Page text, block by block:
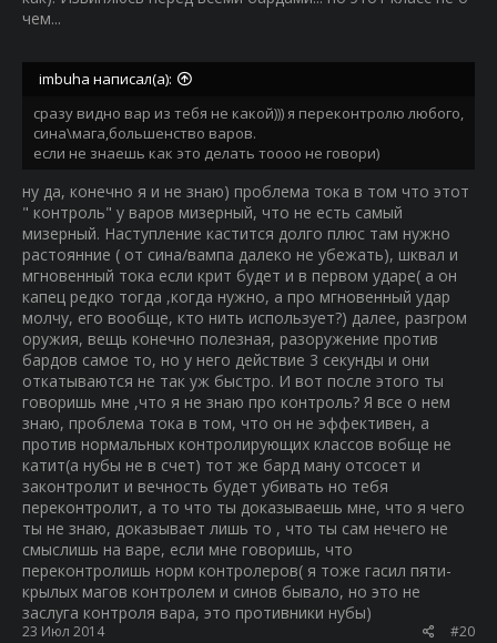
чем...
imbuha написал(а):
сразу видно вар из тебя не какой))) я переконтролю любого,
сина\мага,большенство варов.
если не знаешь как это делать тоооо не говори)
ну да, конечно я и не знаю) проблема тока в том что этот
" контроль" у варов мизерный, что не есть самый
мизерный. Наступление кастится долго плюс там нужно
растоянние ( от сина/вампа далеко не убежать), шквал и
мгновенный тока если крит будет и в первом ударе( а он
капец редко тогда ,когда нужно, а про мгновенный удар
молчу, его вообще, кто нить использует?) далее, разгром
оружия, вещь конечно полезная, разоружение против
бардов самое то, но у него действие 3 секунды и они
откатываются не так уж быстро. И вот после этого ты
говоришь мне ,что я не знаю про контроль? Я все о нем
знаю, проблема тока в том, что он не эффективен, а
против нормальных контролирующих классов вобще не
катит(а нубы не в счет) тот же бард ману отсосет и
законтролит и вечность будет убивать но тебя
переконтролит, а то что ты доказываешь мне, что я чего
ты не знаю, доказывает лишь то , что ты сам нечего не
смыслишь на варе, если мне говоришь, что
переконтролишь норм контролеров( я тоже гасил пяти-
крылых магов контролем и синов бывало, но это не
заслуга контроля вара, это противники нубы)
23 Июл 2014 #20